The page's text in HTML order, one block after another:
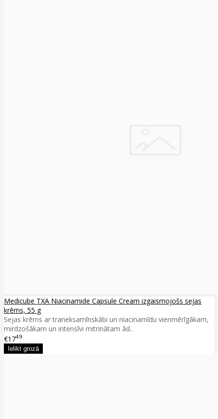
Medicube TXA Niacinamide Capsule Cream izgaismojošs sejas
krēms, 55 g
Sejas krēms ar traneksamīnskābi un niacinamīdu vienmērīgākam,
mirdzošākam un intensīvi mitrinātam ād..
€1749